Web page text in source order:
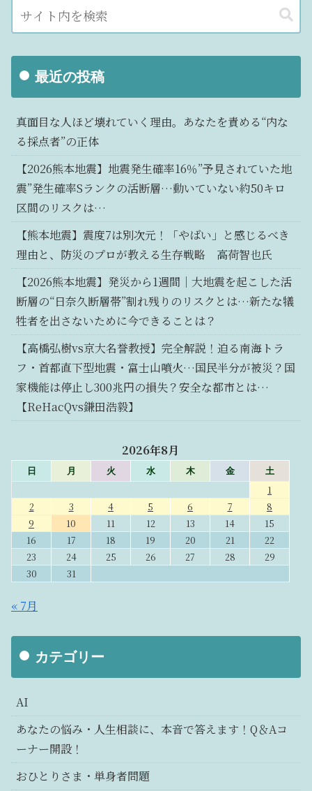
最近の投稿
真面目な人ほど壊れていく理由。あなたを責める“内な
る採点者”の正体
【2026熊本地震】地震発生確率16％”予見されていた地
震”発生確率Sランクの活断層…動いていない約50キロ
区間のリスクは…
【熊本地震】震度7は別次元！「やばい」と感じるべき
理由と、防災のプロが教える生存戦略 高荷智也氏
【2026熊本地震】発災から1週間｜大地震を起こした活
断層の“日奈久断層帯”割れ残りのリスクとは…新たな犠
牲者を出さないために今できることは？
【高橋弘樹vs京大名誉教授】完全解説！迫る南海トラ
フ・首都直下型地震・富士山噴火…国民半分が被災？国
家機能は停止し300兆円の損失？安全な都市とは…
【ReHacQvs鎌田浩毅】
2026年8月
日 月 火 水 木 金 土
1
2
3 4 5 6 7
8
9
10 11 12 13 14
15
16
17 18 19 20 21
22
23
24 25 26 27 28
29
30
31
« 7月
カテゴリー
AI
あなたの悩み・人生相談に、本音で答えます！Q＆Aコ
ーナー開設！
おひとりさま・単身者問題